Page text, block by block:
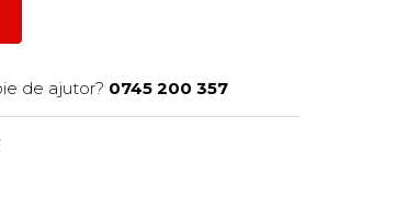
de ajutor? 0745 200 357